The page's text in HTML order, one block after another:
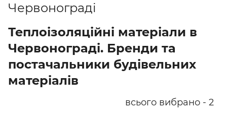
Червонограді
Теплоізоляційні матеріали в
Червонограді. Бренди та
постачальники будівельних
матеріалів
всього вибрано - 2